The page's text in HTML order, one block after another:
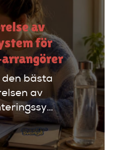
av
för
bästa
av
Få